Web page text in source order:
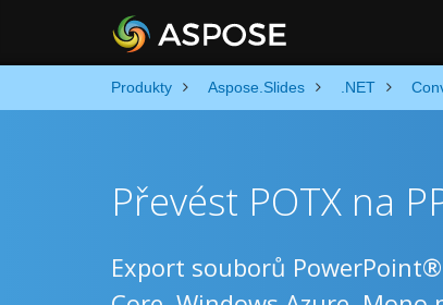
Produkty Aspose.Slides .NET
Převést POTX na
Export souborů